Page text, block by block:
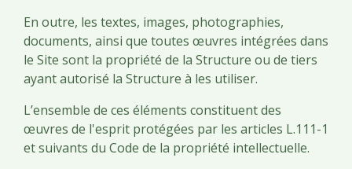
En outre, les textes, images, photographies,
documents, ainsi que toutes œuvres intégrées dans
le Site sont la propriété de la Structure ou de tiers
ayant autorisé la Structure à les utiliser.
L’ensemble de ces éléments constituent des
œuvres de l'esprit protégées par les articles L.111-1
et suivants du Code de la propriété intellectuelle.